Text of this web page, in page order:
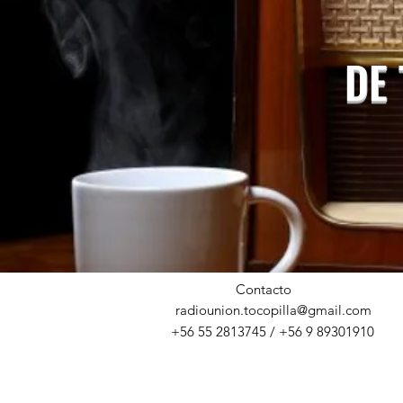
DE
Contacto
radiounion.tocopilla@gmail.com
+56 55 2813745 / +56 9 89301910